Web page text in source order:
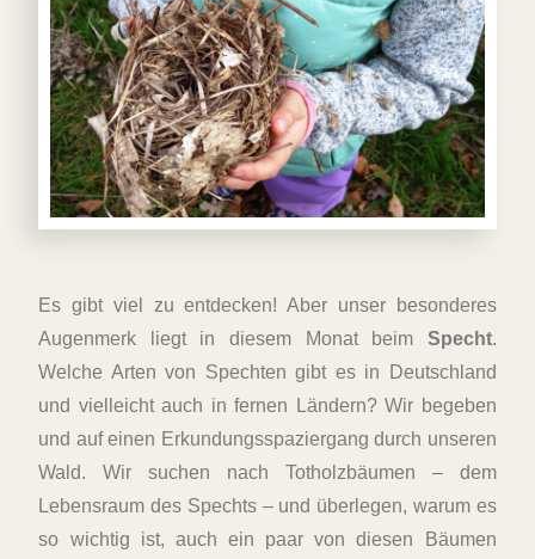
Es gibt viel zu entdecken! Aber unser besonderes
Augenmerk liegt in diesem Monat beim Specht.
Welche Arten von Spechten gibt es in Deutschland
und vielleicht auch in fernen Ländern? Wir begeben
und auf einen Erkundungsspaziergang durch unseren
Wald. Wir suchen nach Totholzbäumen – dem
Lebensraum des Spechts – und überlegen, warum es
so wichtig ist, auch ein paar von diesen Bäumen